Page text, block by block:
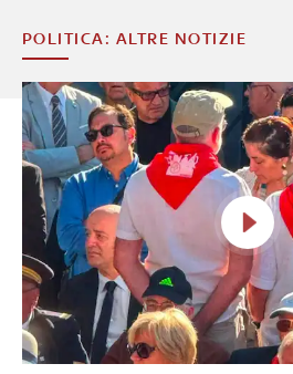
POLITICA: ALTRE NOTIZIE